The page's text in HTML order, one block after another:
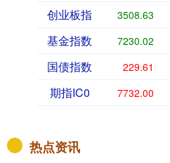
创业板指 3508.63
基金指数 7230.02
国债指数 229.61
期指IC0 7732.00
热点资讯